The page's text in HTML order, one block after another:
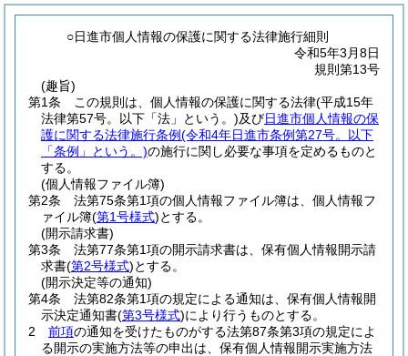
○日進市個人情報の保護に関する法律施行細則
令和5年3月8日
規則第13号
(趣旨)
第1条
この規則は、個人情報の保護に関する法律(平成15年
法律第57号。以下「法」という。)及び日進市個人情報の保
護に関する法律施行条例(令和4年日進市条例第27号。以下
「条例」という。)の施行に関し必要な事項を定めるものと
する。
(個人情報ファイル簿)
第2条
法第75条第1項の個人情報ファイル簿は、個人情報フ
ァイル簿(第1号様式)とする。
(開示請求書)
第3条
法第77条第1項の開示請求書は、保有個人情報開示請
求書(第2号様式)とする。
(開示決定等の通知)
第4条
法第82条第1項の規定による通知は、保有個人情報開
示決定通知書(第3号様式)により行うものとする。
2
前項の通知を受けたものがする法第87条第3項の規定によ
る開示の実施方法等の申出は、保有個人情報開示実施方法